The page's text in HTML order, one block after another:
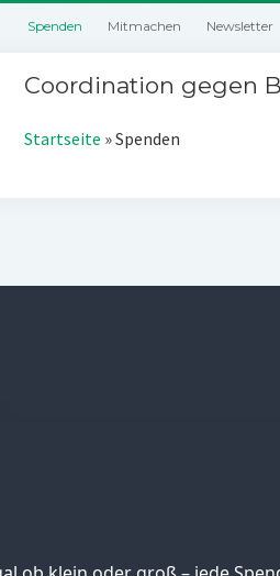
Spenden Mitmachen Newsletter
Coordination gegen
Startseite »Spenden